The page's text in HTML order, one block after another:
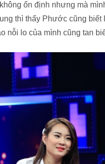
ổn định nhưng mà
thì thấy Phước cũng biết
lo của mình cũng tan